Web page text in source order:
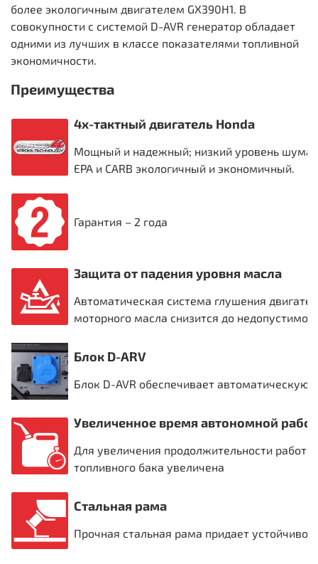
более экологичным двигателем GX390Н1. В
совокупности с системой D-AVR генератор обладает
одними из лучших в классе показателями топливной
экономичности.
Преимущества
4х-тактный двигатель Honda
Мощный и надежный; низкий уровень шума
EPA и CARB экологичный и экономичный.
Гарантия – 2 года
Защита от падения уровня масла
Автоматическая система глушения
моторного масла снизится до
Блок D-ARV
Блок D-AVR обеспечивает
Увеличенное время автономной
Для увеличения продолжительности
топливного бака увеличена
Стальная рама
Прочная стальная рама придает